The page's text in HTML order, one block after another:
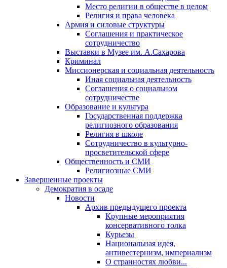
Место религии в обществе в целом
Религия и права человека
Армия и силовые структуры
Соглашения и практическое
сотрудничество
Выставки в Музее им. А.Сахарова
Криминал
Миссионерская и социальная деятельность
Иная социальная деятельность
Соглашения о социальном
сотрудничестве
Образование и культура
Государственная поддержка
религиозного образования
Религия в школе
Сотрудничество в культурно-
просветительской сфере
Общественность и СМИ
Религиозные СМИ
Завершенные проекты
Демократия в осаде
Новости
Архив предыдущего проекта
Крупные мероприятия
консервативного толка
Курьезы
Национальная идея,
антивестернизм, империализм
О странностях любви...